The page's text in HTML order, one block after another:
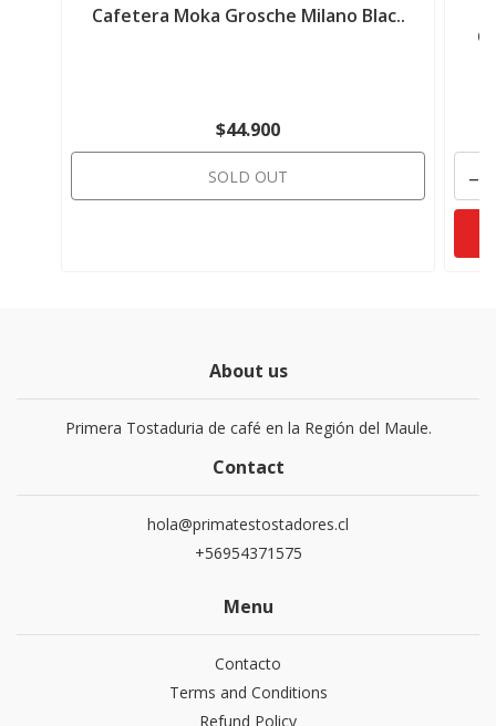
Cafetera Moka Grosche Milano Blac..
$44.900
SOLD OUT -
About us
Primera Tostaduria de café en la Región del Maule.
Contact
hola@primatestostadores.cl
+56954371575
Menu
Contacto
Terms and Conditions
Refund Policy